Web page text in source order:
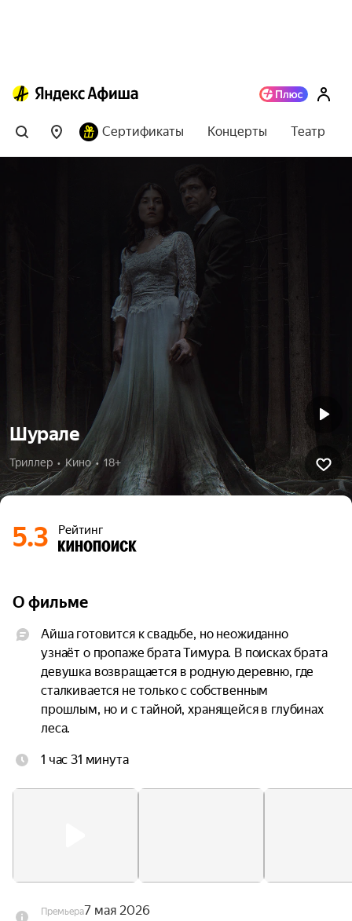
Сертификаты Концерты Театр
Шурале
Триллер  •  Кино  •  18+
5.3 Рейтинг
О фильме
Айша готовится к свадьбе, но неожиданно
узнаёт о пропаже брата Тимура. В поисках брата
девушка возвращается в родную деревню, где
сталкивается не только с собственным
прошлым, но и с тайной, хранящейся в глубинах
леса.
1 час 31 минута
Премьера7 мая 2026